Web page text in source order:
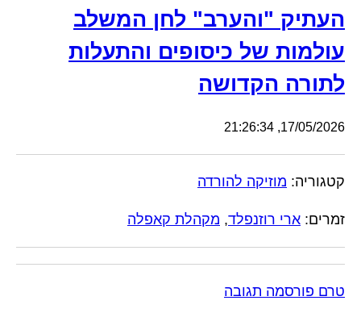
העתיק "והערב" לחן המשלב
עולמות של כיסופים והתעלות
לתורה הקדושה
17/05/2026, 21:26:34
קטגוריה: מוזיקה להורדה
זמרים: ארי רוזנפלד, מקהלת קאפלה
טרם פורסמה תגובה